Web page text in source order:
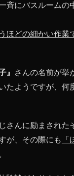
斉にバスルームの
ほどの細かい作業
』 さんの名前が挙
たようですが、何
んに励まされた
が、その際にも